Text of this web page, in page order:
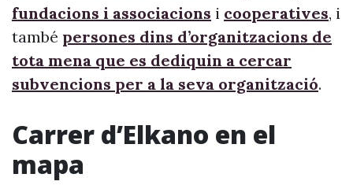
fundacions i associacions i cooperatives, i
també persones dins d’organitzacions de
tota mena que es dediquin a cercar
subvencions per a la seva organització.
Carrer d’Elkano en el
mapa